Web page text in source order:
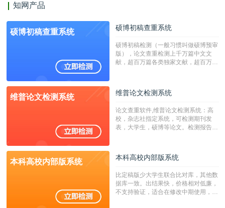
知网产品
硕博初稿查重系统 硕博初稿查重系统
硕博初稿检测（一般习惯叫做硕博预审
版），论文查重检测上千万篇中文文
献，超百万篇各类独家文献，超百万港
校用来检测硕博论文的系统，检测范围
广，数据来源真实，检测算法合理!本
字符数30万）
维普论文检测系统 维普论文检测系统
论文查重软件,维普论文检测系统：高
校，杂志社指定系统，可检测期刊发
表，大学生，硕博等论文。检测报告支
本科高校内部版系统 本科高校内部版系统
比定稿版少大学生联合比对库，其他数
据库一致。出结果快，价格相对低廉，
不支持验证，适合在修改中期使用，定